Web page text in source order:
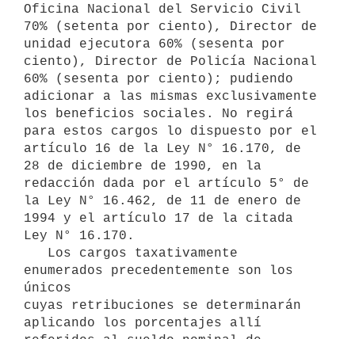
Oficina Nacional del Servicio Civil
70% (setenta por ciento), Director de
unidad ejecutora 60% (sesenta por
ciento), Director de Policía Nacional
60% (sesenta por ciento); pudiendo
adicionar a las mismas exclusivamente
los beneficios sociales. No regirá
para estos cargos lo dispuesto por el
artículo 16 de la Ley N° 16.170, de
28 de diciembre de 1990, en la
redacción dada por el artículo 5° de
la Ley N° 16.462, de 11 de enero de
1994 y el artículo 17 de la citada
Ley N° 16.170.
enumerados precedentemente son los
únicos
cuyas retribuciones se determinarán
aplicando los porcentajes allí